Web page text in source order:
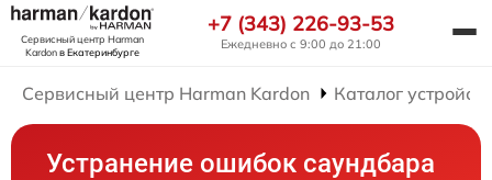
Сервисный центр Harman
Kardonв Екатеринбурге
+7 (343) 226-93-53
Ежедневно с 9:00 до 21:00
Сервисный центр Harman Kardon Каталог устройств
Устранение ошибок саундбара